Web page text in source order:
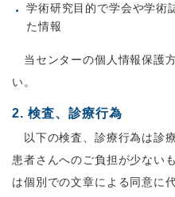
学術研究目的で学会や学術
た情報
当センターの個人情報保護
い。
2. 検査、診療行為
以下の検査、診療行為は診
患者さんへのご負担が少ない
は個別での文章による同意に